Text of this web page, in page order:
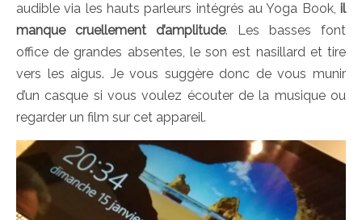
audible via les hauts parleurs intégrés au Yoga Book, il
manque cruellement d’amplitude. Les basses font
office de grandes absentes, le son est nasillard et tire
vers les aigus. Je vous suggère donc de vous munir
d’un casque si vous voulez écouter de la musique ou
regarder un film sur cet appareil.